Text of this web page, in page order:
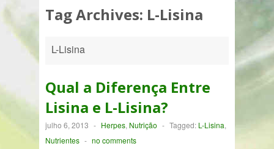
Tag Archives: L-Lisina
L-Lisina
Qual a Diferença Entre
Lisina e L-Lisina?
julho 6, 2013 - Herpes, Nutrição - Tagged: L-Lisina,
Nutrientes - no comments